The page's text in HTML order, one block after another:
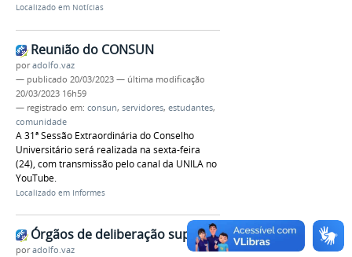
Localizado em Notícias
Reunião do CONSUN
poradolfo.vaz
— publicado 20/03/2023 — última modificação
20/03/2023 16h59
— registrado em: consun, servidores, estudantes,
comunidade
A 31ª Sessão Extraordinária do Conselho
Universitário será realizada na sexta-feira
(24), com transmissão pelo canal da UNILA no
YouTube.
Localizado em Informes
Órgãos de deliberação superior
poradolfo.vaz